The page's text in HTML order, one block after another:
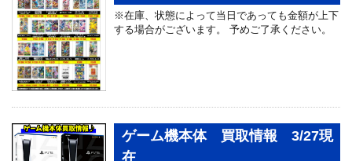
※在庫、状態によって当日であっても金額が上下
する場合がございます。 予めご了承ください。
ゲーム機本体 買取情報 3/27現
在